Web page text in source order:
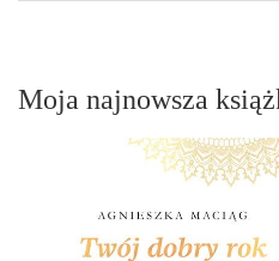
Moja najnowsza